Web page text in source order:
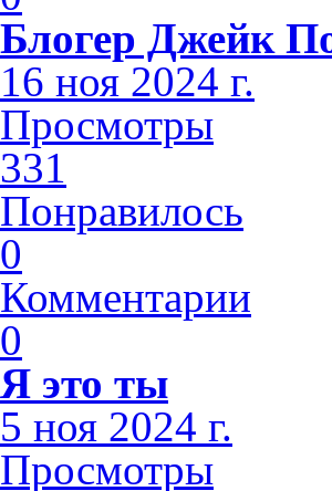
Блогер Джейк
16 ноя 2024 г.
Просмотры
331
Понравилось
0
Комментарии
0
Я это ты
5 ноя 2024 г.
Просмотры